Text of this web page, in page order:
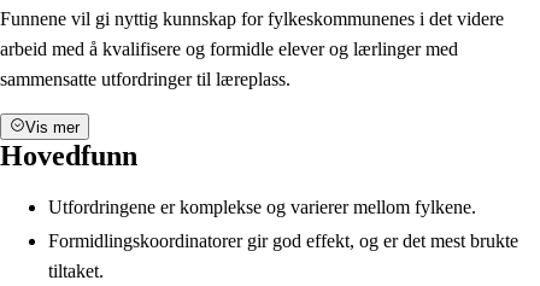
Funnene vil gi nyttig kunnskap for fylkeskommunenes i det videre
arbeid med å kvalifisere og formidle elever og lærlinger med
sammensatte utfordringer til læreplass.
Vis mer
Hovedfunn
Utfordringene er komplekse og varierer mellom fylkene.
Formidlingskoordinatorer gir god effekt, og er det mest brukte
tiltaket.